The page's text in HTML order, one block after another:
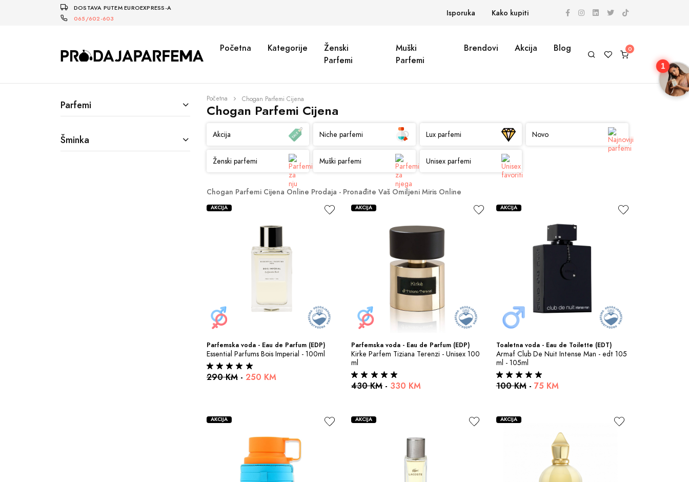
DOSTAVA PUTEM EUROEXPRESS-A
065/602-603
Isporuka Kako kupiti
Početna Kategorije
Ženski
Parfemi
Muški
Parfemi
Brendovi Akcija Blog
Parfemi
Šminka
Početna Chogan Parfemi Cijena
Chogan Parfemi Cijena
Akcija Niche parfemi Lux parfemi Novo
Ženski parfemi Muški parfemi Unisex parfemi
Chogan Parfemi Cijena Online Prodaja - Pronađite Vaš Omiljeni Miris Online
Parfemska voda - Eau de Parfum (EDP)
Essential Parfums Bois Imperial - 100ml
290 KM - 250 KM
AKCIJA
Parfemska voda - Eau de Parfum (EDP)
Kirke Parfem Tiziana Terenzi - Unisex 100
ml
430 KM- 330 KM
AKCIJA
Toaletna voda - Eau de Toilette (EDT)
Armaf Club De Nuit Intense Man - edt 105
ml - 105ml
100 KM- 75 KM
AKCIJA
AKCIJA AKCIJA AKCIJA
1